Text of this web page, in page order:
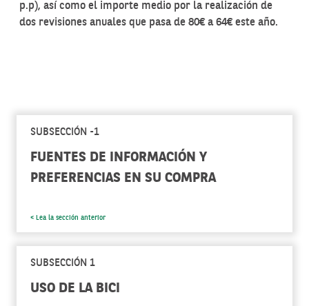
p.p), así como el importe medio por la realización de
dos revisiones anuales que pasa de 80€ a 64€ este año.
SUBSECCIÓN -1
FUENTES DE INFORMACIÓN Y
PREFERENCIAS EN SU COMPRA
< Lea la sección anterior
SUBSECCIÓN 1
USO DE LA BICI